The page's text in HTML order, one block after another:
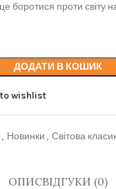
боротися проти світу
ДОДАТИ В КОШИК
wishlist
, Новинки , Світова
ОПИСВІДГУКИ (0)